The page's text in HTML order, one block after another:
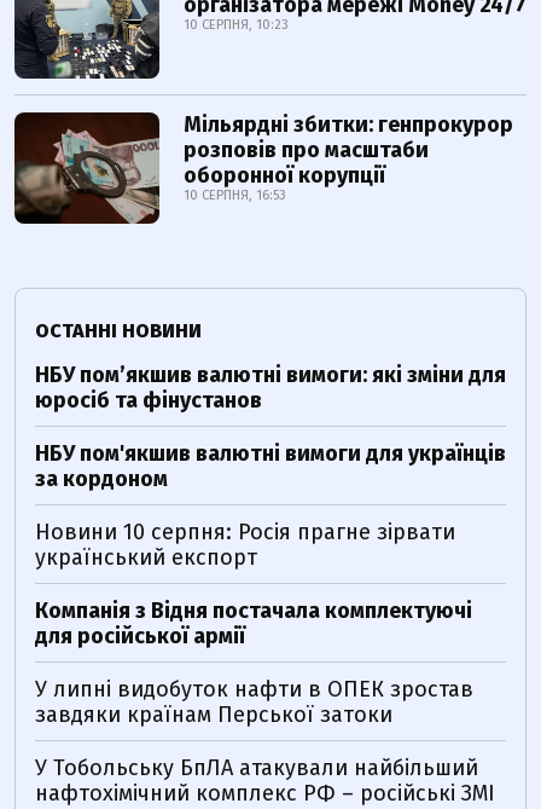
10 СЕРПНЯ, 10:23
Мільярдні збитки: генпрокурор
розповів про масштаби
оборонної корупції
10 СЕРПНЯ, 16:53
ОСТАННІ НОВИНИ
НБУ пом’якшив валютні вимоги: які зміни для
юросіб та фінустанов
НБУ пом'якшив валютні вимоги для українців
за кордоном
Новини 10 серпня: Росія прагне зірвати
український експорт
Компанія з Відня постачала комплектуючі
для російської армії
У липні видобуток нафти в ОПЕК зростав
завдяки країнам Перської затоки
У Тобольську БпЛА атакували найбільший
нафтохімічний комплекс РФ – російські ЗМІ